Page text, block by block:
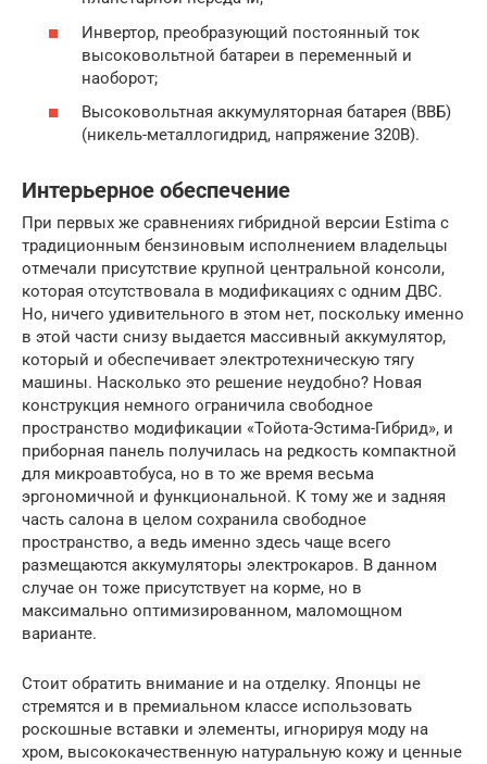
Инвертор, преобразующий постоянный ток
высоковольтной батареи в переменный и
наоборот;
Высоковольтная аккумуляторная батарея (ВВБ)
(никель-металлогидрид, напряжение 320В).
Интерьерное обеспечение
При первых же сравнениях гибридной версии Estima с
традиционным бензиновым исполнением владельцы
отмечали присутствие крупной центральной консоли,
которая отсутствовала в модификациях с одним ДВС.
Но, ничего удивительного в этом нет, поскольку именно
в этой части снизу выдается массивный аккумулятор,
который и обеспечивает электротехническую тягу
машины. Насколько это решение неудобно? Новая
конструкция немного ограничила свободное
пространство модификации «Тойота-Эстима-Гибрид», и
приборная панель получилась на редкость компактной
для микроавтобуса, но в то же время весьма
эргономичной и функциональной. К тому же и задняя
часть салона в целом сохранила свободное
пространство, а ведь именно здесь чаще всего
размещаются аккумуляторы электрокаров. В данном
случае он тоже присутствует на корме, но в
максимально оптимизированном, маломощном
варианте.
Стоит обратить внимание и на отделку. Японцы не
стремятся и в премиальном классе использовать
роскошные вставки и элементы, игнорируя моду на
хром, высококачественную натуральную кожу и ценные